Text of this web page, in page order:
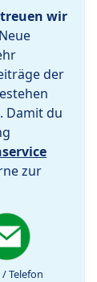
wir
Neue
der
Damit du
zur
/ Telefon